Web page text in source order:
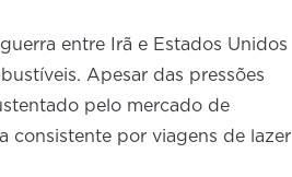
entre Irã e Estados Unidos
Apesar das pressões
pelo mercado de
consistente por viagens de lazer